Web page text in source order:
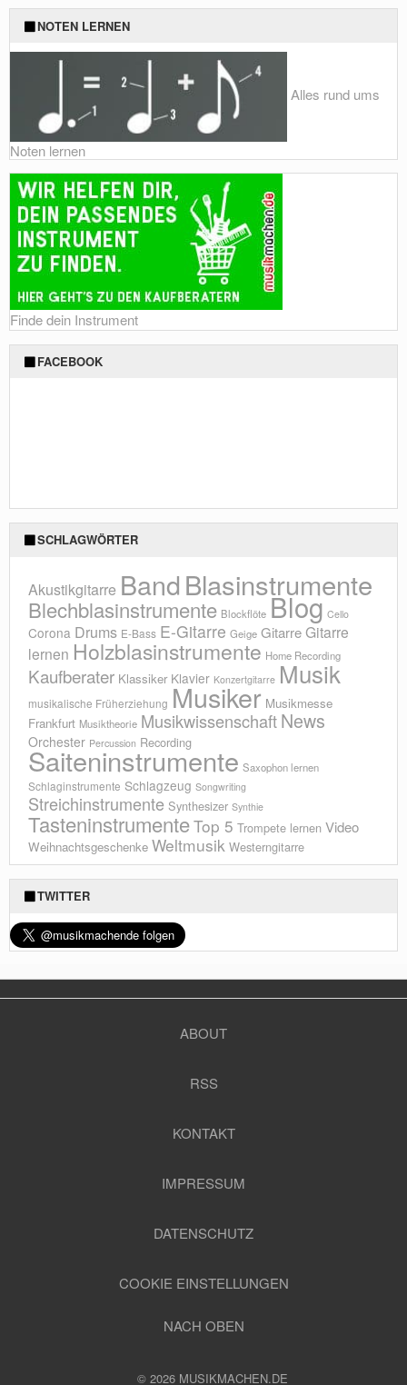
NOTEN LERNEN
Alles rund ums
Noten lernen
Finde dein Instrument
FACEBOOK
SCHLAGWÖRTER
Akustikgitarre BandBlasinstrumente
Blechblasinstrumente Blockflöte Blog Cello
Corona Drums E-Bass E-Gitarre Geige GitarreGitarre
lernen Holzblasinstrumente Home Recording
Kaufberater Klassiker Klavier Konzertgitarre Musik
musikalische Früherziehung Musiker Musikmesse
Frankfurt Musiktheorie MusikwissenschaftNews
Orchester Percussion Recording
Saiteninstrumente Saxophon lernen
Schlaginstrumente Schlagzeug Songwriting
Streichinstrumente Synthesizer Synthie
TasteninstrumenteTop 5 Trompete lernen Video
Weihnachtsgeschenke Weltmusik Westerngitarre
TWITTER
ABOUT
RSS
KONTAKT
IMPRESSUM
DATENSCHUTZ
COOKIE EINSTELLUNGEN
NACH OBEN
© 2026 MUSIKMACHEN.DE